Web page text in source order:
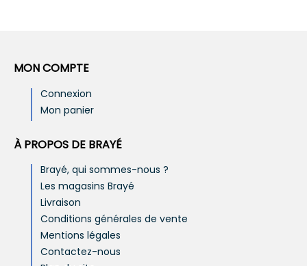
MON COMPTE
Connexion
Mon panier
À PROPOS DE BRAYÉ
Brayé, qui sommes-nous ?
Les magasins Brayé
Livraison
Conditions générales de vente
Mentions légales
Contactez-nous